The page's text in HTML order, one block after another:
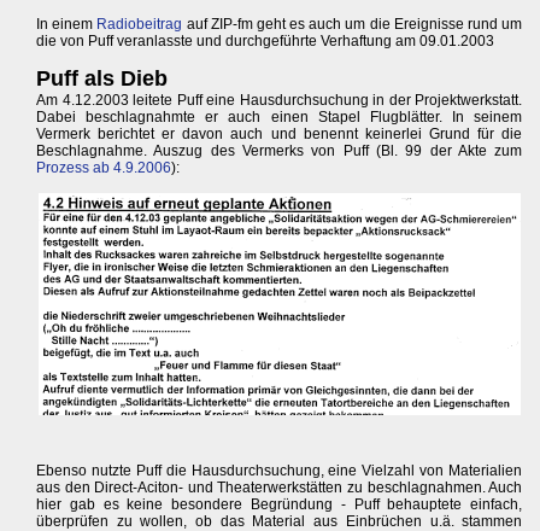
In einem Radiobeitrag auf ZIP-fm geht es auch um die Ereignisse rund um
die von Puff veranlasste und durchgeführte Verhaftung am 09.01.2003
Puff als Dieb
Am 4.12.2003 leitete Puff eine Hausdurchsuchung in der Projektwerkstatt.
Dabei beschlagnahmte er auch einen Stapel Flugblätter. In seinem
Vermerk berichtet er davon auch und benennt keinerlei Grund für die
Beschlagnahme. Auszug des Vermerks von Puff (Bl. 99 der Akte zum
Prozess ab 4.9.2006):
Ebenso nutzte Puff die Hausdurchsuchung, eine Vielzahl von Materialien
aus den Direct-Aciton- und Theaterwerkstätten zu beschlagnahmen. Auch
hier gab es keine besondere Begründung - Puff behauptete einfach,
überprüfen zu wollen, ob das Material aus Einbrüchen u.ä. stammen